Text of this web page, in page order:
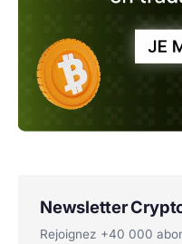
Newsletter
Rejoignez +40 000